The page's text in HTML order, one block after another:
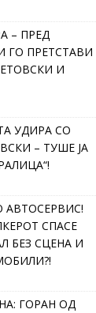
– ПРЕД
ГО ПРЕТСТАВИ
И
УДИРА СО
– ТУШЕ ЈА
СПАСЕ
БЕЗ СЦЕНА И
ГОРАН ОД